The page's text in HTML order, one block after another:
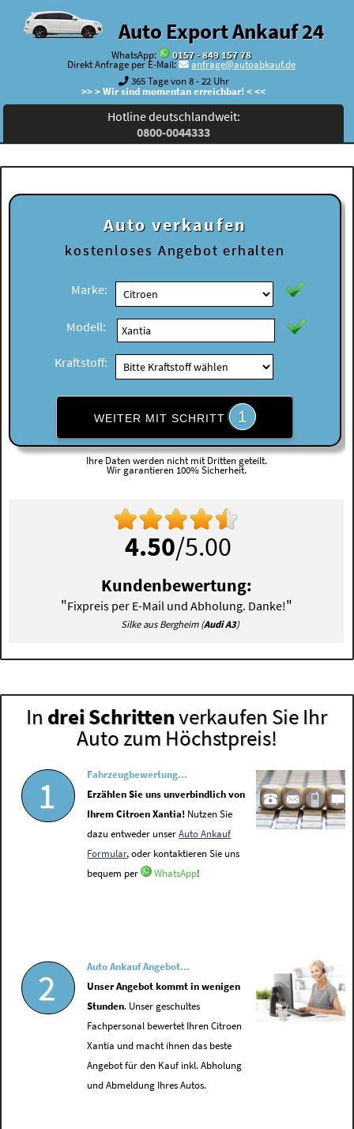
Auto Export Ankauf 24
WhatsApp:
0157 - 849 157 78
Direkt Anfrage per E-Mail:
anfrage@autoabkauf.de
365 Tage von 8 - 22 Uhr
>> > Wir sind momentan erreichbar! < <<
Hotline deutschlandweit:
0800-0044333
Auto verkaufen
kostenloses Angebot erhalten
Marke:
Modell:
Kraftstoff:
WEITER MIT SCHRITT 1
Ihre Daten werden nicht mit Dritten geteilt.
Wir garantieren 100% Sicherheit.
4.50/5.00
Kundenbewertung:
"Fixpreis per E-Mail und Abholung. Danke!"
Silke aus Bergheim (Audi A3)
In drei Schrittenverkaufen Sie Ihr
Auto zum Höchstpreis!
1
Fahrzeugbewertung...
Erzählen Sie uns unverbindlich von
Ihrem Citroen Xantia! Nutzen Sie
dazu entweder unserAuto Ankauf
Formular, oder kontaktieren Sie uns
bequem per
WhatsApp!
2
Auto Ankauf Angebot...
Unser Angebot kommt in wenigen
Stunden. Unser geschultes
Fachpersonal bewertet Ihren Citroen
Xantia und macht ihnen das beste
Angebot für den Kauf inkl. Abholung
und Abmeldung Ihres Autos.